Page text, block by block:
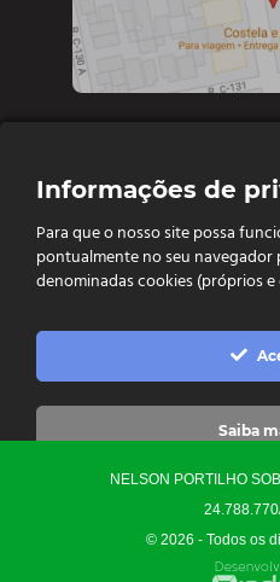
Diretoria e
Vendas e
Vendas:

NELSON PORTILHO
© 2026 - Todos os
Precisa de Ajuda?
Converse Conosco
Informações de
Para que o nosso site possa
pontualmente no seu
denominadas cookies (próprios
Saiba